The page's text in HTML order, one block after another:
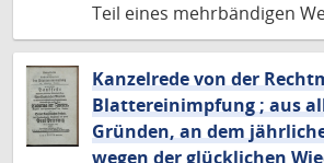
Teil eines mehrbändigen
Kanzelrede von der
Blattereinimpfung ; aus
Gründen, an dem
wegen der glücklichen